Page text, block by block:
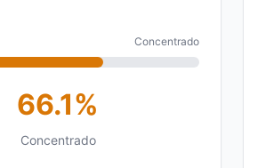
Concentrado
66.1%
Concentrado